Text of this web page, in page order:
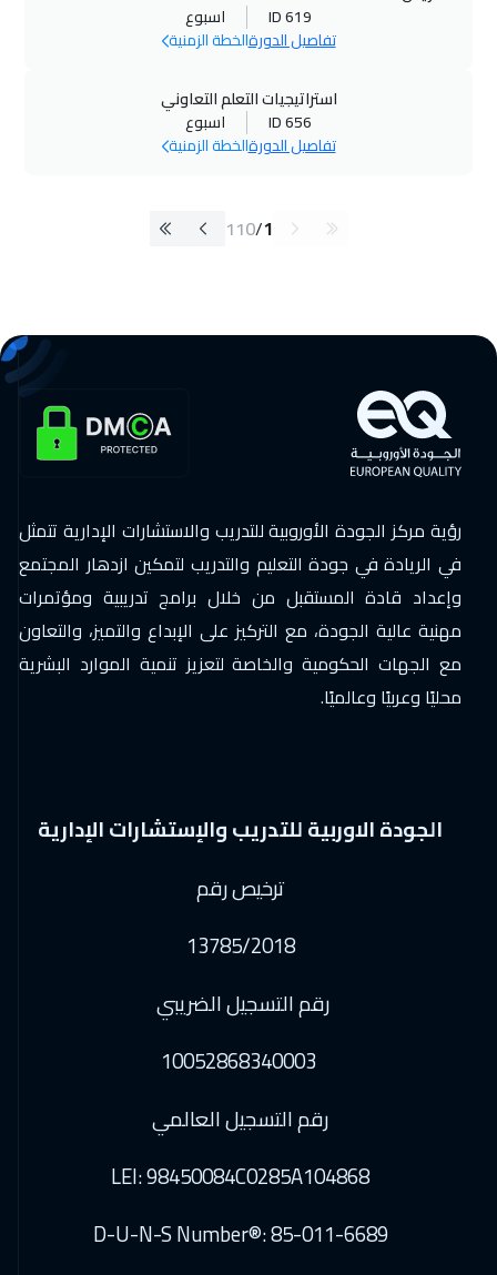
ID 619
اسبوع
تفاصيل الدورةالخطة الزمنية
استراتيجيات التعلم التعاوني
ID 656
اسبوع
تفاصيل الدورةالخطة الزمنية
1
/
110
رؤية مركز الجودة الأوروبية للتدريب والاستشارات الإدارية تتمثل
في الريادة في جودة التعليم والتدريب لتمكين ازدهار المجتمع
وإعداد قادة المستقبل من خلال برامج تدريبية ومؤتمرات
مهنية عالية الجودة، مع التركيز على الإبداع والتميز، والتعاون
مع الجهات الحكومية والخاصة لتعزيز تنمية الموارد البشرية
محليًا وعربيًا وعالميًا.
الجودة الاوربية للتدريب والإستشارات الإدارية
ترخيص رقم
13785/2018
رقم التسجيل الضريبي
10052868340003
رقم التسجيل العالمي
LEI: 98450084C0285A104868
D-U-N-S Number®: 85-011-6689